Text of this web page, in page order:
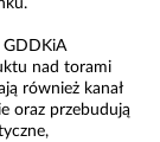
GDDKiA
nad torami
również kanał
oraz przebudują